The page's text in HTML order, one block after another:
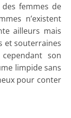
femmes de
n’existent
ailleurs mais
et souterraines
son
limpide sans
pour conter